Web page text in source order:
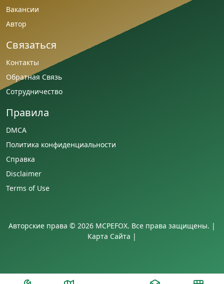
Вакансии
Автор
Связаться
Контакты
Обратная Связь
Сотрудничество
Правила
DMCA
Политика конфиденциальности
Справка
Disclaimer
Terms of Use
Авторские права © 2026 MCPEFOX. Все права защищены. |
Карта Сайта |